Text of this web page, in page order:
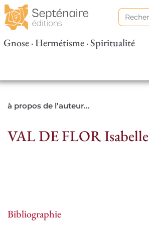
Search
for:
Gnose · Hermétisme · Spiritualité
à propos de l’auteur…
VAL DE FLOR Isabelle
Bibliographie